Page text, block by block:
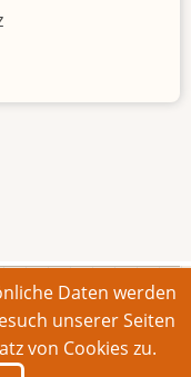
vorbehalten.
Daten werden
unserer Seiten
von Cookies zu.